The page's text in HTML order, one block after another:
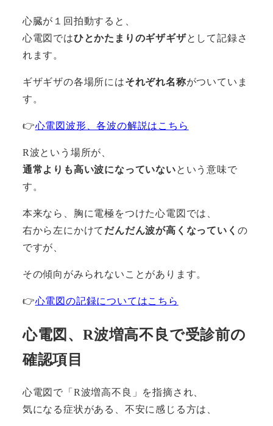
心臓が１回拍動すると、
心電図ではひとかたまりのギザギザとして記録さ
れます。
ギザギザの各場所にはそれぞれ名称がついていま
す。
👉心電図波形、各波の解説はこちら
R波という場所が、
通常よりも高い波になっていないという意味で
す。
本来なら、胸に電極をつけた心電図では、
右から左にかけて だんだん波が高くなっていく の
ですが、
その傾向がみられないことがあります。
👉心電図の記録についてはこちら
心電図、R波増高不良で受診前の
確認項目
心電図で「R波増高不良」を指摘され、
気になる症状がある、不安に感じる方は、